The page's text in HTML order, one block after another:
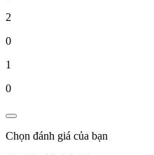
2
0
1
0
Chọn đánh giá của bạn